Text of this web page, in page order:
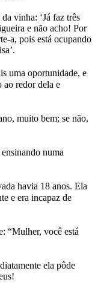
vinha: ‘Já faz três
e não acho! Por
a, pois está ocupando
uma oportunidade, e
ao redor dela e
muito bem; se não,
numa
havia 18 anos. Ela
e era incapaz de
“Mulher, você está
ela pôde